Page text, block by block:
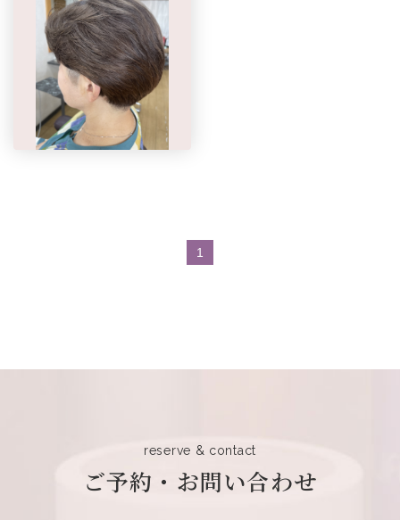
1
reserve & contact
ご予約・お問い合わせ